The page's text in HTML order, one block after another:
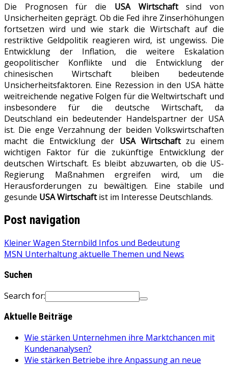
Die Prognosen für die USA Wirtschaftsind von
Unsicherheiten geprägt. Ob die Fed ihre Zinserhöhungen
fortsetzen wird und wie stark die Wirtschaft auf die
restriktive Geldpolitik reagieren wird, ist ungewiss. Die
Entwicklung der Inflation, die weitere Eskalation
geopolitischer Konflikte und die Entwicklung der
chinesischen Wirtschaft bleiben bedeutende
Unsicherheitsfaktoren. Eine Rezession in den USA hätte
weitreichende negative Folgen für die Weltwirtschaft und
insbesondere für die deutsche Wirtschaft, da
Deutschland ein bedeutender Handelspartner der USA
ist. Die enge Verzahnung der beiden Volkswirtschaften
macht die Entwicklung der USA Wirtschaftzu einem
wichtigen Faktor für die zukünftige Entwicklung der
deutschen Wirtschaft. Es bleibt abzuwarten, ob die US-
Regierung Maßnahmen ergreifen wird, um die
Herausforderungen zu bewältigen. Eine stabile und
gesunde USA Wirtschaftist im Interesse Deutschlands.
Post navigation
Kleiner Wagen Sternbild Infos und Bedeutung
MSN Unterhaltung aktuelle Themen und News
Suchen
Search for:
Aktuelle Beiträge
Wie stärken Unternehmen ihre Marktchancen mit
Kundenanalysen?
Wie stärken Betriebe ihre Anpassung an neue